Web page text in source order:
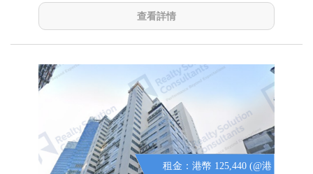
查看詳情
租金：港幣 125,440 (@港